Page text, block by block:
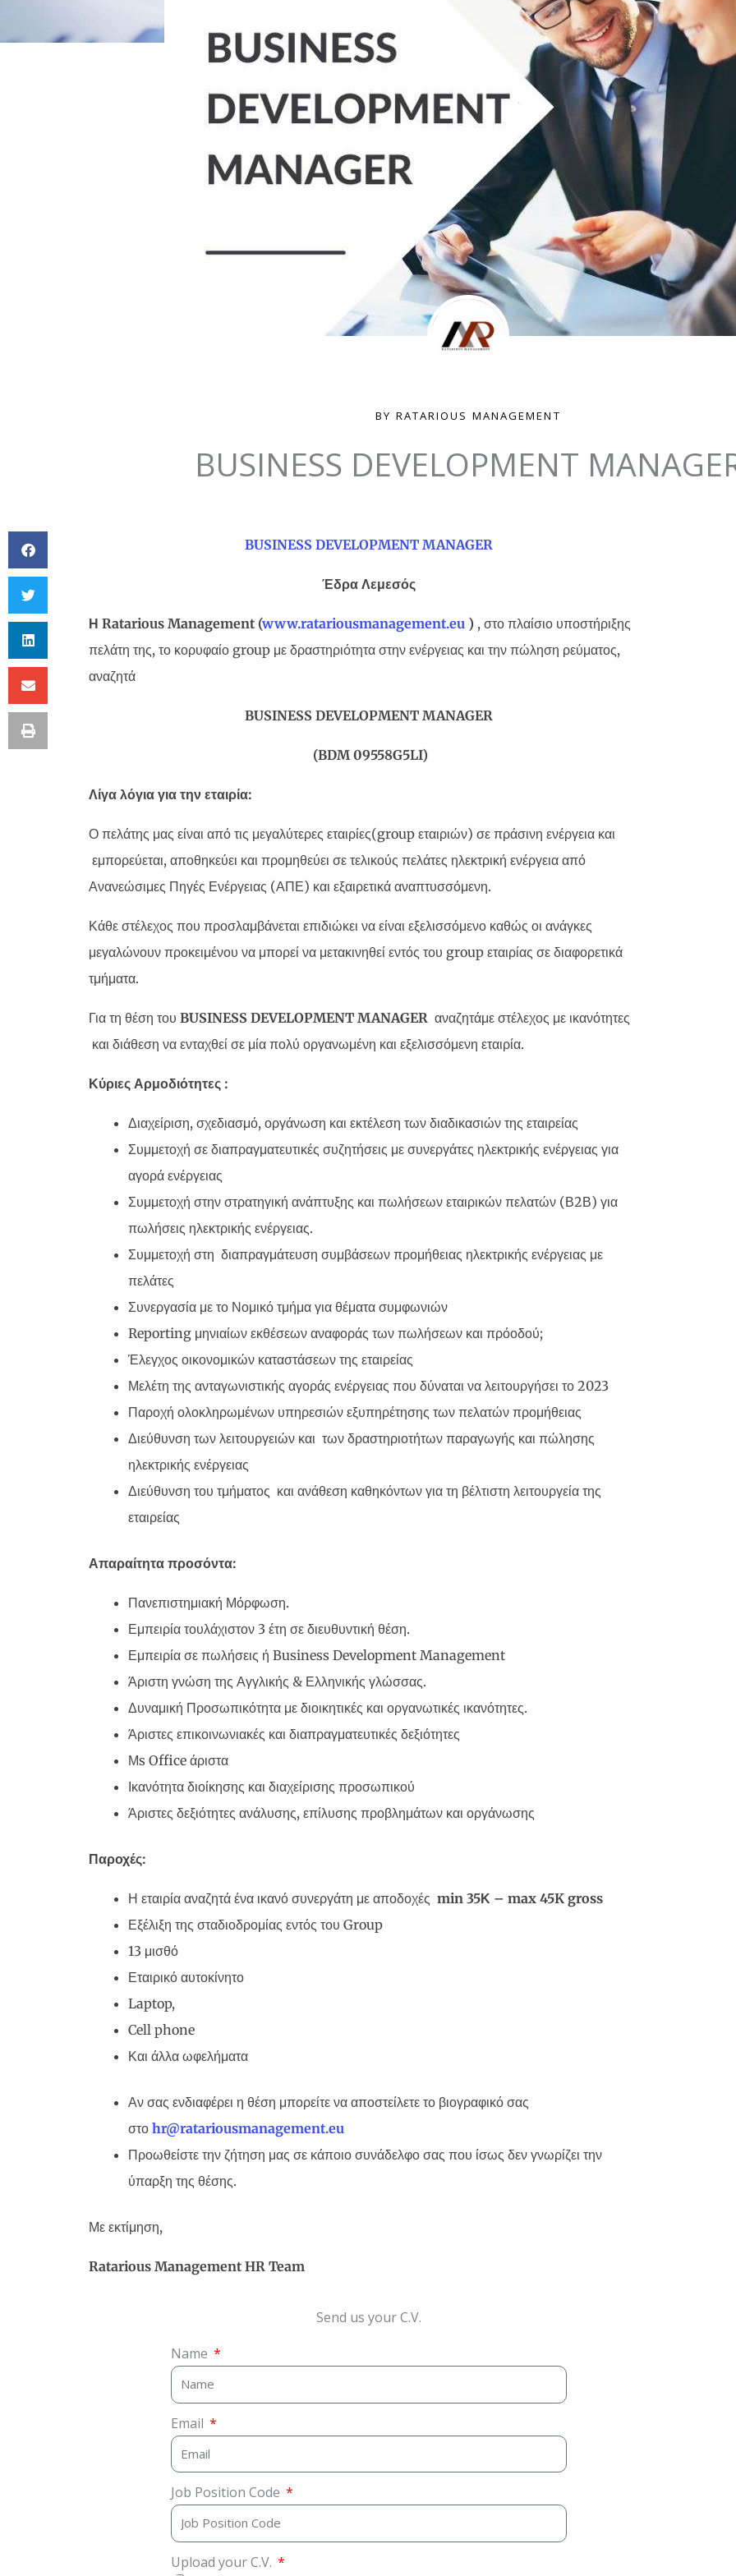
BY RATARIOUS MANAGEMENT
BUSINESS DEVELOPMENT
BUSINESS DEVELOPMENT MANAGER
Έδρα Λεμεσός
Η Ratarious Management (www.ratariousmanagement.eu ) , στο πλαίσιο υποστήριξης
πελάτη της, το κορυφαίο group με δραστηριότητα στην ενέργειας και την πώληση ρεύματος,
αναζητά
BUSINESS DEVELOPMENT MANAGER
(BDM 09558G5LI)
Λίγα λόγια για την εταιρία:
Ο πελάτης μας είναι από τις μεγαλύτερες εταιρίες(group εταιριών) σε πράσινη ενέργεια και
εμπορεύεται, αποθηκεύει και προμηθεύει σε τελικούς πελάτες ηλεκτρική ενέργεια από
Ανανεώσιμες Πηγές Ενέργειας (ΑΠΕ) και εξαιρετικά αναπτυσσόμενη.
Κάθε στέλεχος που προσλαμβάνεται επιδιώκει να είναι εξελισσόμενο καθώς οι ανάγκες
μεγαλώνουν προκειμένου να μπορεί να μετακινηθεί εντός του group εταιρίας σε διαφορετικά
τμήματα.
Για τη θέση του BUSINESS DEVELOPMENT MANAGER αναζητάμε στέλεχος με ικανότητες
και διάθεση να ενταχθεί σε μία πολύ οργανωμένη και εξελισσόμενη εταιρία.
Κύριες Αρμοδιότητες :
Διαχείριση, σχεδιασμό, οργάνωση και εκτέλεση των διαδικασιών της εταιρείας
Συμμετοχή σε διαπραγματευτικές συζητήσεις με συνεργάτες ηλεκτρικής ενέργειας για
αγορά ενέργειας
Συμμετοχή στην στρατηγική ανάπτυξης και πωλήσεων εταιρικών πελατών (Β2Β) για
πωλήσεις ηλεκτρικής ενέργειας.
Συμμετοχή στη διαπραγμάτευση συμβάσεων προμήθειας ηλεκτρικής ενέργειας με
πελάτες
Συνεργασία με το Νομικό τμήμα για θέματα συμφωνιών
Reporting μηνιαίων εκθέσεων αναφοράς των πωλήσεων και πρόοδού;
Έλεγχος οικονομικών καταστάσεων της εταιρείας
Μελέτη της ανταγωνιστικής αγοράς ενέργειας που δύναται να λειτουργήσει το 2023
Παροχή ολοκληρωμένων υπηρεσιών εξυπηρέτησης των πελατών προμήθειας
Διεύθυνση των λειτουργειών και των δραστηριοτήτων παραγωγής και πώλησης
ηλεκτρικής ενέργειας
Διεύθυνση του τμήματος και ανάθεση καθηκόντων για τη βέλτιστη λειτουργεία της
εταιρείας
Απαραίτητα προσόντα:
Πανεπιστημιακή Μόρφωση.
Εμπειρία τουλάχιστον 3 έτη σε διευθυντική θέση.
Εμπειρία σε πωλήσεις ή Business Development Management
Άριστη γνώση της Αγγλικής & Ελληνικής γλώσσας.
Δυναμική Προσωπικότητα με διοικητικές και οργανωτικές ικανότητες.
Άριστες επικοινωνιακές και διαπραγματευτικές δεξιότητες
Μs Office άριστα
Ικανότητα διοίκησης και διαχείρισης προσωπικού
Άριστες δεξιότητες ανάλυσης, επίλυσης προβλημάτων και οργάνωσης
Παροχές:
Η εταιρία αναζητά ένα ικανό συνεργάτη με αποδοχές min 35Κ – max 45K gross
Εξέλιξη της σταδιοδρομίας εντός του Group
13 μισθό
Εταιρικό αυτοκίνητο
Laptop,
Cell phone
Και άλλα ωφελήματα
Αν σας ενδιαφέρει η θέση μπορείτε να αποστείλετε το βιογραφικό σας
στο hr@ratariousmanagement.eu
Προωθείστε την ζήτηση μας σε κάποιο συνάδελφο σας που ίσως δεν γνωρίζει την
ύπαρξη της θέσης.
Με εκτίμηση,
Ratarious Management HR Team
Send us your C.V.
Name
Email
Job Position Code
Upload your C.V.